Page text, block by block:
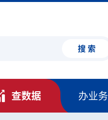
搜 索
查数据 办业务